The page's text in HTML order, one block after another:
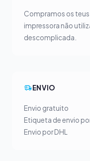
Compramos os
impressora não
descomplicada.
ENVIO
Envio gratuito
Etiqueta de envio
Envio por DHL